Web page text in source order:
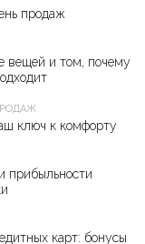
продаж
вещей и том, почему
ключ к комфорту
прибыльности
карт: бонусы